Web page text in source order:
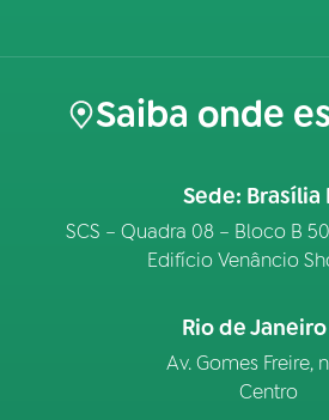
Saiba onde
Sede: Brasília
SCS – Quadra 08 – Bloco B
Edifício Venâncio
Rio de Janeiro
Av. Gomes Freire,
Centro